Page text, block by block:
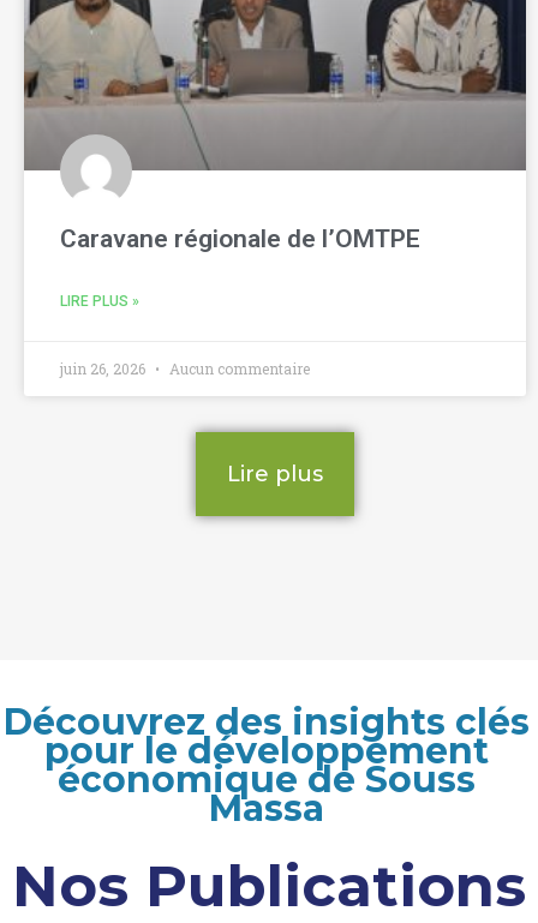
Caravane régionale de l’OMTPE
LIRE PLUS »
juin 26, 2026 Aucun commentaire
Lire plus
Découvrez des insights clés
pour le développement
économique de Souss
Massa
Nos Publications